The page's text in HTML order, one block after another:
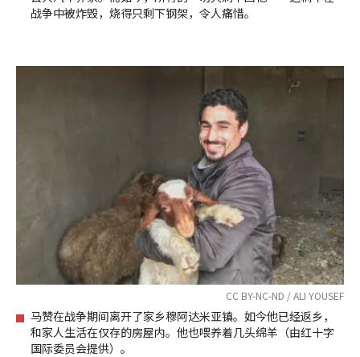
战争中被炸毁，烧得只剩下钢架，令人痛惜。
CC BY-NC-ND / ALI YOUSEF
马赞在战争期间离开了家乡穆阿达米亚镇。如今他已经返乡，
和家人生活在仅存的房屋内。他也喂养着几头绵羊（由红十字
国际委员会提供）。